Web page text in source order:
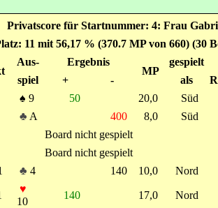
Privatscore für Startnummer: 4: Frau
11 mit 56,17 % (370.7 MP von 660) (30
Aus- Ergebnis
MP
gespielt
spiel
+ - als
♠ 9 50 20,0
Süd
♣ A 400 8,0
Süd
Board nicht gespielt
Board nicht gespielt
♣ 4 140 10,0 Nord
♥
10
140 17,0 Nord